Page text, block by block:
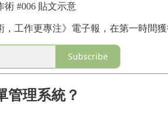
術 #006 貼文示意
，工作更專注》電子報，在第一時間
Subscribe
管理系統？